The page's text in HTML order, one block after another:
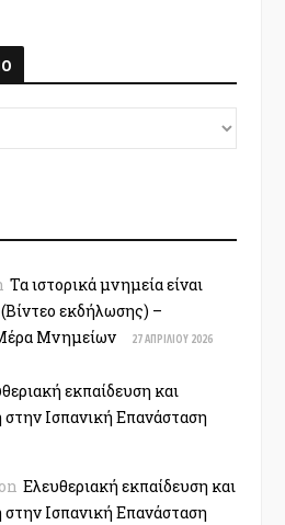
Τα ιστορικά μνημεία είναι
(Βίντεο εκδήλωσης) –
Μνημείων
27 ΑΠΡΙΛΊΟΥ 2026
εκπαίδευση και
στην Ισπανική Επανάσταση
on Ελευθεριακή εκπαίδευση και
στην Ισπανική Επανάσταση